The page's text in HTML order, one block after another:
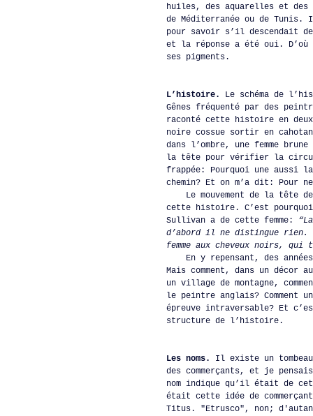
huiles, des aquarelles et des
de Méditerranée ou de
pour savoir s’il descendait
et la réponse a été oui. D’où
ses pigments.
L’histoire.
Le schéma de
Gênes fréquenté par des
raconté cette histoire en
noire cossue sortir en
dans l’ombre, une femme
la tête pour vérifier la
frappée: Pourquoi une
chemin? Et on m’a dit: Pour
Le mouvement de la tête de
cette histoire. C’est
Sullivan a de cette femme:
d’abord il ne distingue rien.
femme aux cheveux noirs,
En y repensant, des
Mais comment, dans un
un village de montagne,
le peintre anglais? Comment
épreuve intraversable? Et
structure de l’histoire.
Les noms.
Il existe un
des commerçants, et je
nom indique qu’il était de
était cette idée de
Titus. "Etrusco", non; d'autant